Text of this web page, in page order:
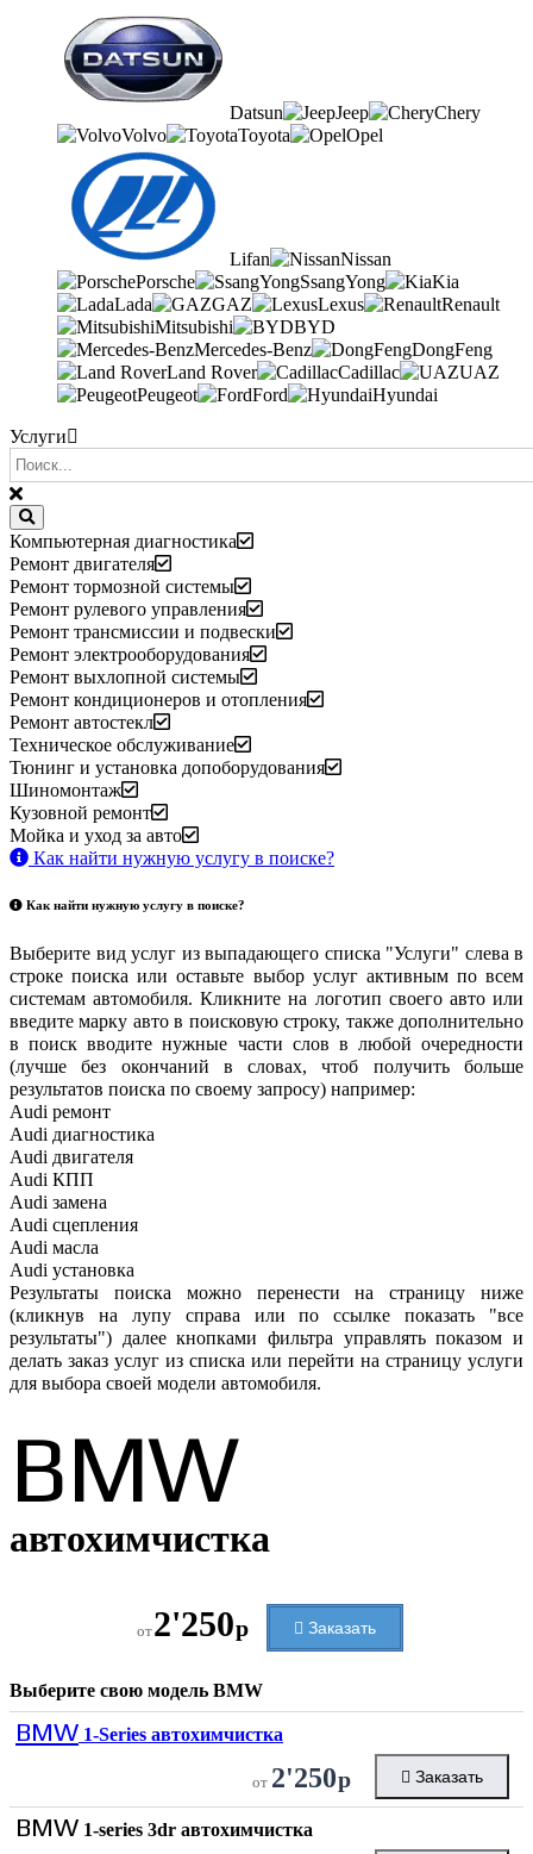
Datsun Jeep
Chery
Volvo
Toyota Opel
Lifan
Nissan
Porsche
SsangYong
Kia
Lada
GAZ Lexus
Renault
Mitsubishi
BYD
Mercedes-Benz
DongFeng
Land Rover
Cadillac
UAZ
Peugeot
Ford Hyundai
Услуги
Компьютерная диагностика
Ремонт двигателя
Ремонт тормозной системы
Ремонт рулевого управления
Ремонт трансмиссии и подвески
Ремонт электрооборудования
Ремонт выхлопной системы
Ремонт кондиционеров и отопления
Ремонт автостекл
Техническое обслуживание
Тюнинг и установка допоборудования
Шиномонтаж
Кузовной ремонт
Мойка и уход за авто
Как найти нужную услугу в поиске?
Как найти нужную услугу в поиске?
Выберите вид услуг из выпадающего списка "Услуги" слева в
строке поиска или оставьте выбор услуг активным по всем
системам автомобиля. Кликните на логотип своего авто или
введите марку авто в поисковую строку, также дополнительно
в поиск вводите нужные части слов в любой очередности
(лучше без окончаний в словах, чтоб получить больше
результатов поиска по своему запросу) например:
Audi ремонт
Audi диагностика
Audi двигателя
Audi КПП
Audi замена
Audi сцепления
Audi масла
Audi установка
Результаты поиска можно перенести на страницу ниже
(кликнув на лупу справа или по ссылке показать "все
результаты") далее кнопками фильтра управлять показом и
делать заказ услуг из списка или перейти на страницу услуги
для выбора своей модели автомобиля.
BMW
автохимчистка
от2'250р Заказать
Выберите свою модель BMW
BMW 1-Series автохимчистка
от 2'250р Заказать
BMW 1-series 3dr автохимчистка